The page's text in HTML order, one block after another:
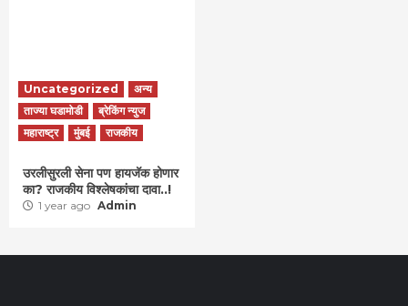
Uncategorized
अन्य
ताज्या घडामोडी
ब्रेकिंग न्युज
महाराष्ट्र
मुंबई राजकीय
उरलीसुरली सेना पण हायजॅक होणार
का? राजकीय विश्लेषकांचा दावा..!
1 year ago Admin